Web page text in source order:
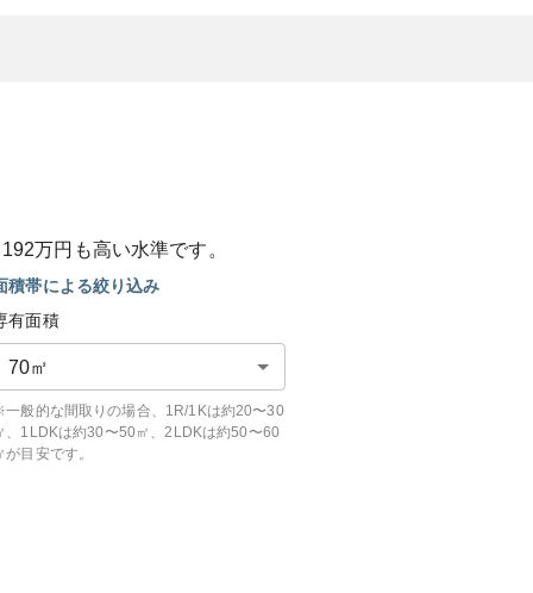
192万円も高い水準です。
積帯による絞り込み
有面積
70㎡
般的な間取りの場合、1R/1Kは約20〜30
、1LDKは約30〜50㎡、2LDKは約50〜60
が目安です。